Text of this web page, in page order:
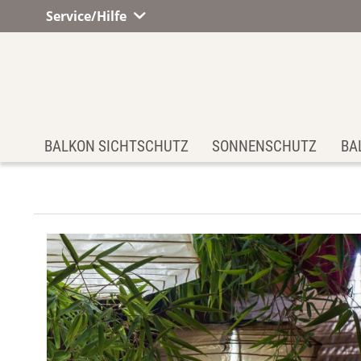
Service/Hilfe
BALKON SICHTSCHUTZ SONNENSCHUTZ